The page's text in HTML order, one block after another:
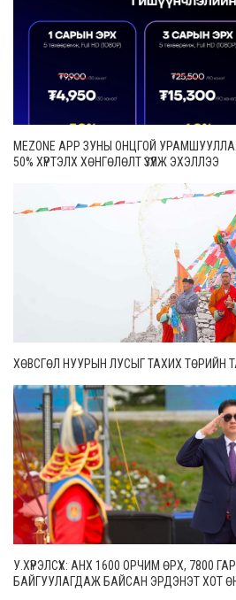
MEZONE APP ЗУНЫ ОНЦГОЙ
50% ХҮРТЭЛХ ХӨНГӨЛӨЛТ ҮЗҮҮЛЖ ЭХЭЛЛЭЭ
ХӨВСГӨЛ НУУРЫН ЛУСЫГ ТАХИХ ТӨРИЙН
У.ХҮРЭЛСҮХ: АНХ 1600 ОРЧИМ ӨРХ, 7800
БАЙГУУЛАГДАЖ БАЙСАН ЭРДЭНЭТ ХОТ